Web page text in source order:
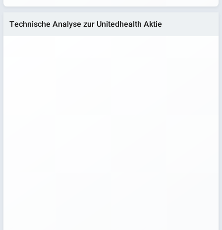
Technische Analyse zur Unitedhealth Aktie